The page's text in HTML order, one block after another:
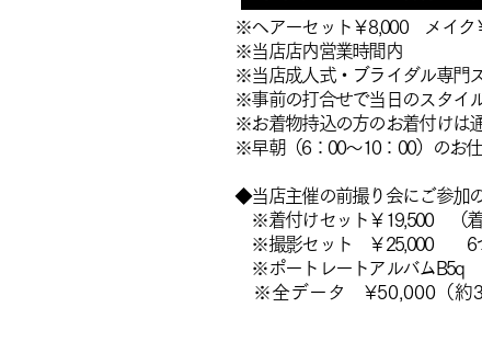
※ヘアーセット￥8,000メイク
※当店店内営業時間内
※当店成人式・ブライダル専門
※事前の打合せで当日のスタイ
※お着物持込の方のお着付けは
※早朝（6：00～10：00）のお
◆当店主催の前撮り会にご参加
※着付けセット￥19,500 （着
※撮影セット ￥25,000 6つ
※ポートレートアルバムB5q
※全データ ¥50,000（約